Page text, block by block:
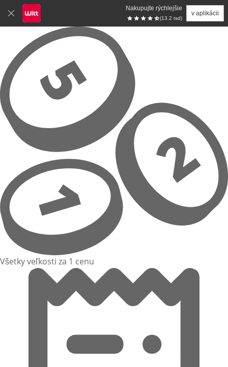
Nakupujte rýchlejšie
(13.2 tsd)
v aplikácii
Prejsť na hlavný obsah
Všetky veľkosti za 1 cenu